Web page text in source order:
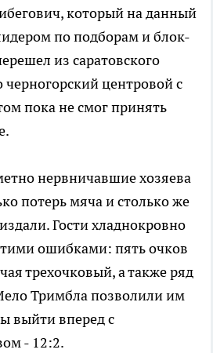
который на данный
по подборам и блок-
из саратовского
черногорский центровой с
пока не смог принять
нервничавшие хозяева
потерь мяча и столько же
Гости хладнокровно
ошибками: пять очков
трехочковый, а также ряд
Тримбла позволили им
выйти вперед с
- 12:2.